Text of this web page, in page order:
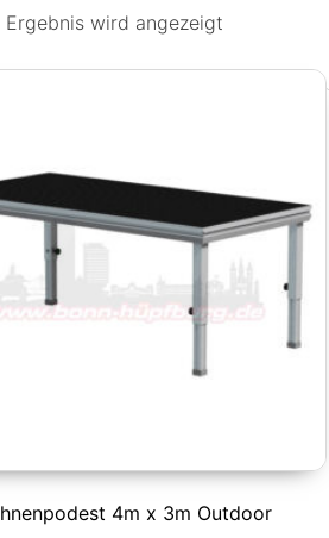
Ergebnis wird angezeigt
4m x 3m Outdoor